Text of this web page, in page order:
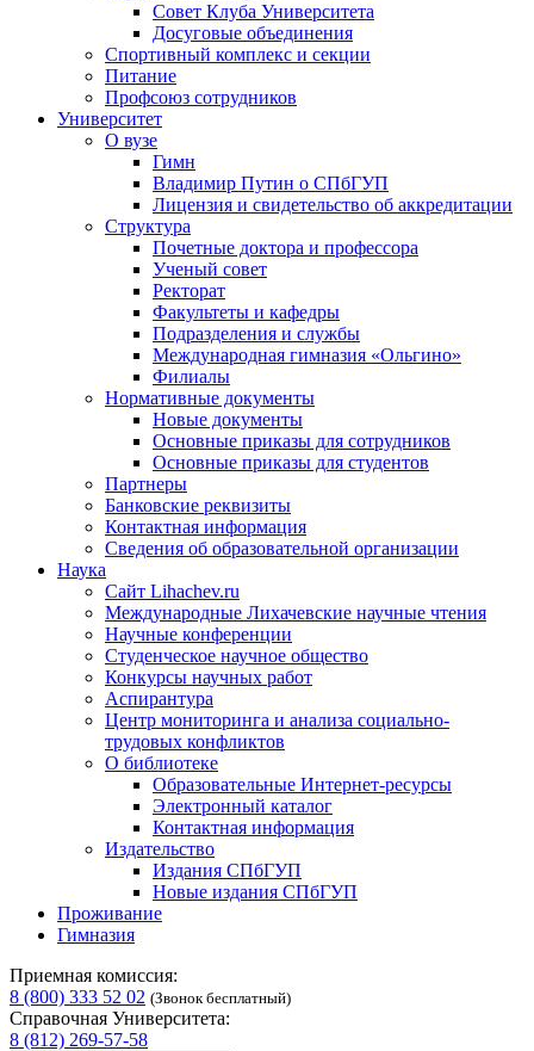
Совет Клуба Университета
Досуговые объединения
Спортивный комплекс и секции
Питание
Профсоюз сотрудников
Университет
О вузе
Гимн
Владимир Путин о СПбГУП
Лицензия и свидетельство об аккредитации
Структура
Почетные доктора и профессора
Ученый совет
Ректорат
Факультеты и кафедры
Подразделения и службы
Международная гимназия «Ольгино»
Филиалы
Нормативные документы
Новые документы
Основные приказы для сотрудников
Основные приказы для студентов
Партнеры
Банковские реквизиты
Контактная информация
Сведения об образовательной организации
Наука
Сайт Lihachev.ru
Международные Лихачевские научные чтения
Научные конференции
Студенческое научное общество
Конкурсы научных работ
Аспирантура
Центр мониторинга и анализа социально-
трудовых конфликтов
О библиотеке
Образовательные Интернет-ресурсы
Электронный каталог
Контактная информация
Издательство
Издания СПбГУП
Новые издания СПбГУП
Проживание
Гимназия
Приемная комиссия:
8 (800) 333 52 02 (Звонок бесплатный)
Справочная Университета:
8 (812) 269-57-58